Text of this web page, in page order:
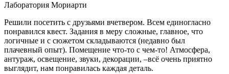
Лаборатория Мориарти
Решили посетить с друзьями вчетвером. Всем единогласно
понравился квест. Задания в меру сложные, главное, что
логичные и с сюжетом складываются (недавно был
плачевный опыт). Помещение что-то с чем-то! Атмосфера,
антураж, освещение, звуки, декорации, –всё очень приятно
выглядит, нам понравилась каждая деталь.